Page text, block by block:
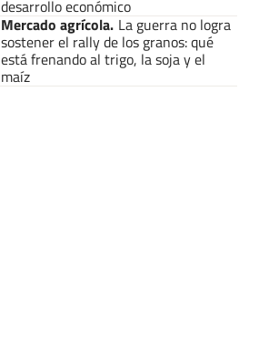
desarrollo económico
Mercado agrícola. La guerra no logra
sostener el rally de los granos: qué
está frenando al trigo, la soja y el
maíz